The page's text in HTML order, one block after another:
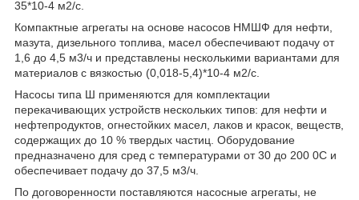
35*10-4 м2/с.
Компактные агрегаты на основе насосов НМШФ для нефти,
мазута, дизельного топлива, масел обеспечивают подачу от
1,6 до 4,5 м3/ч и представлены несколькими вариантами для
материалов с вязкостью (0,018-5,4)*10-4 м2/с.
Насосы типа Ш применяются для комплектации
перекачивающих устройств нескольких типов: для нефти и
нефтепродуктов, огнестойких масел, лаков и красок, веществ,
содержащих до 10 % твердых частиц. Оборудование
предназначено для сред с температурами от 30 до 200 0С и
обеспечивает подачу до 37,5 м3/ч.
По договоренности поставляются насосные агрегаты, не